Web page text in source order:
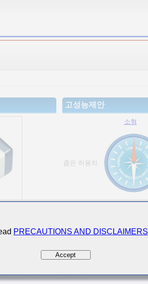
고성능제안
소형
좁은 허용차
Q값을 고주파에서 얻을 수 있습니다.
PRECAUTIONS AND DISCLAIMERS
Accept